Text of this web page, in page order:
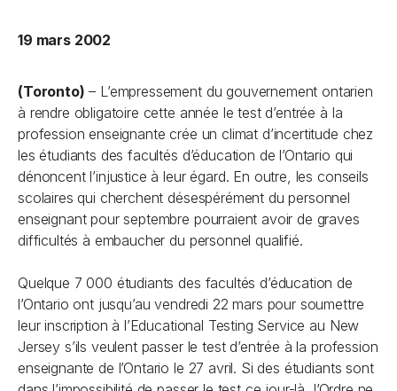
19 mars 2002
(Toronto) – L’empressement du gouvernement ontarien
à rendre obligatoire cette année le test d’entrée à la
profession enseignante crée un climat d’incertitude chez
les étudiants des facultés d’éducation de l’Ontario qui
dénoncent l’injustice à leur égard. En outre, les conseils
scolaires qui cherchent désespérément du personnel
enseignant pour septembre pourraient avoir de graves
difficultés à embaucher du personnel qualifié.
Quelque 7 000 étudiants des facultés d’éducation de
l’Ontario ont jusqu’au vendredi 22 mars pour soumettre
leur inscription à l’Educational Testing Service au New
Jersey s’ils veulent passer le test d’entrée à la profession
enseignante de l’Ontario le 27 avril. Si des étudiants sont